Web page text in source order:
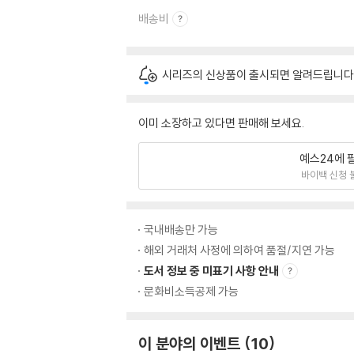
배송비
시리즈의 신상품이 출시되면 알려드립니
이미 소장하고 있다면 판매해 보세요.
예스24에
바이백 신청
국내배송만 가능
해외 거래처 사정에 의하여 품절/지연 가능
도서 정보 중 미표기 사항 안내
문화비소득공제 가능
이 분야의 이벤트 10